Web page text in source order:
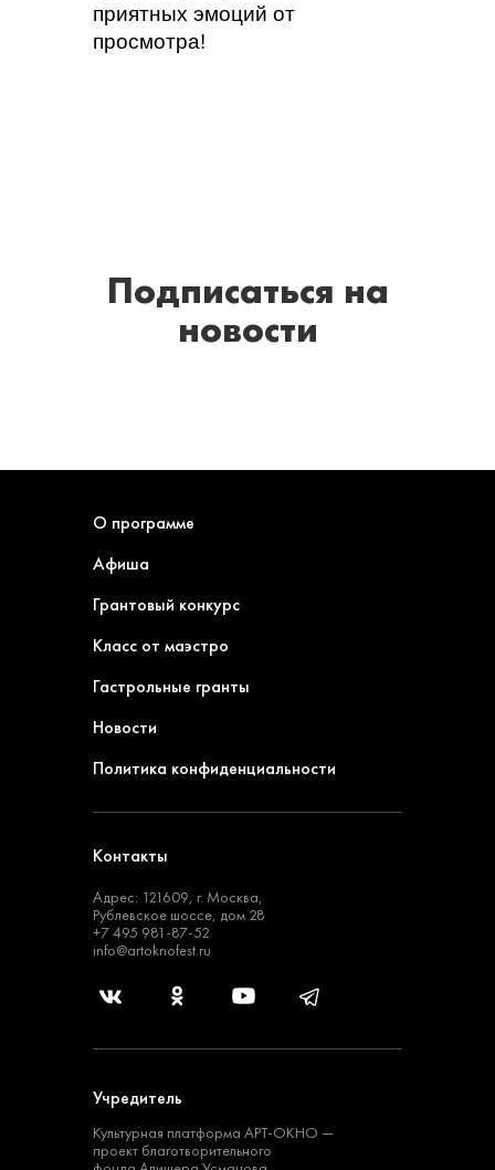
приятных эмоций от
просмотра!
Подписаться на
новости
О программе
Афиша
Грантовый конкурс
Класс от маэстро
Гастрольные гранты
Новости
Политика конфиденциальности
Контакты
Адрес: 121609, г. Москва,
Рублевское шоссе, дом 28
+7 495 981-87-52
info@artoknofest.ru
Учредитель
Культурная платформа АРТ-ОКНО —
проект благотворительного